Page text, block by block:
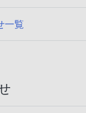
一覧